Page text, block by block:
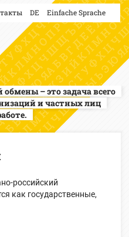
DE Einfache Sprache
– это задача всего
и частных лиц
российский
как государственные,